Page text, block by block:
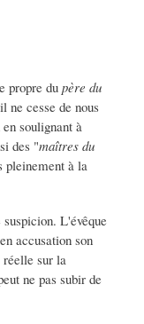
propre du père du
ne cesse de nous
soulignant à
des "maîtres du
pleinement à la
L'évêque
accusation son
sur la
ne pas subir de